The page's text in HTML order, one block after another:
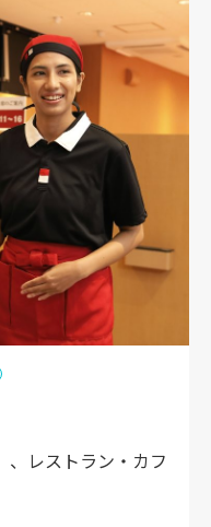
、レストラン・カフ